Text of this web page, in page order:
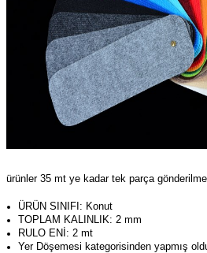
ürünler 35 mt ye kadar tek parça
ÜRÜN SINIFI: Konut
TOPLAM KALINLIK: 2 mm
RULO ENİ: 2 mt
Yer Döşemesi kategorisinden yapmış